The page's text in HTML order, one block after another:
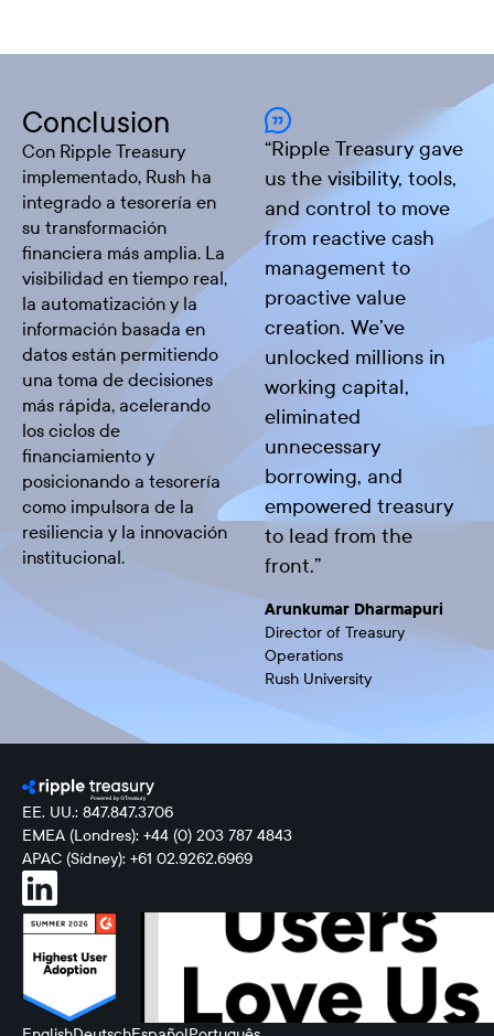
Conclusion
Con Ripple Treasury
implementado, Rush ha
integrado a tesorería en
su transformación
financiera más amplia. La
visibilidad en tiempo real,
la automatización y la
información basada en
datos están permitiendo
una toma de decisiones
más rápida, acelerando
los ciclos de
financiamiento y
posicionando a tesorería
como impulsora de la
resiliencia y la innovación
institucional.
“Ripple Treasury gave
us the visibility, tools,
and control to move
from reactive cash
management to
proactive value
creation. We’ve
unlocked millions in
working capital,
eliminated
unnecessary
borrowing, and
empowered treasury
to lead from the
front.”
Arunkumar Dharmapuri
Director of Treasury
Operations
Rush University
EE. UU.: 847.847.3706
EMEA (Londres): +44 (0) 203 787 4843
APAC (Sídney): +61 02.9262.6969